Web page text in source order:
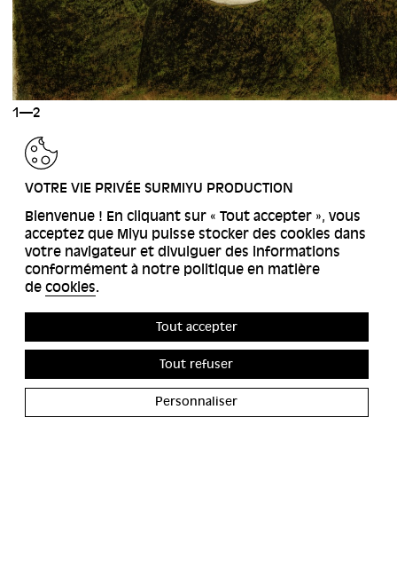
1—2
RETOUR
VOTRE VIE PRIVÉE SURMIYU PRODUCTION
Bienvenue ! En cliquant sur « Tout accepter », vous
acceptez que Miyu puisse stocker des cookies dans
votre navigateur et divulguer des informations
conformément à notre politique en matière
de cookies.
Tout accepter
Tout refuser
Personnaliser